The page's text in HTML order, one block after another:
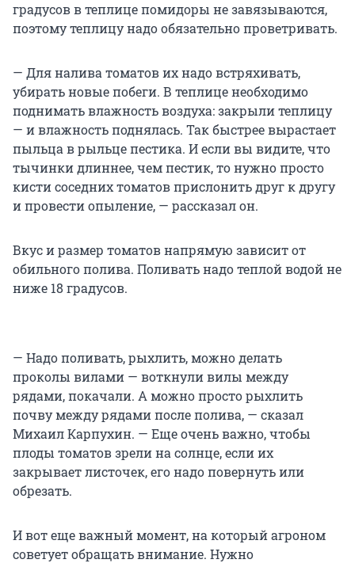
градусов в теплице помидоры не завязываются,
поэтому теплицу надо обязательно проветривать.
— Для налива томатов их надо встряхивать,
убирать новые побеги. В теплице необходимо
поднимать влажность воздуха: закрыли теплицу
— и влажность поднялась. Так быстрее вырастает
пыльца в рыльце пестика. И если вы видите, что
тычинки длиннее, чем пестик, то нужно просто
кисти соседних томатов прислонить друг к другу
и провести опыление, — рассказал он.
Вкус и размер томатов напрямую зависит от
обильного полива. Поливать надо теплой водой не
ниже 18 градусов.
— Надо поливать, рыхлить, можно делать
проколы вилами — воткнули вилы между
рядами, покачали. А можно просто рыхлить
почву между рядами после полива, — сказал
Михаил Карпухин. — Еще очень важно, чтобы
плоды томатов зрели на солнце, если их
закрывает листочек, его надо повернуть или
обрезать.
И вот еще важный момент, на который агроном
советует обращать внимание. Нужно